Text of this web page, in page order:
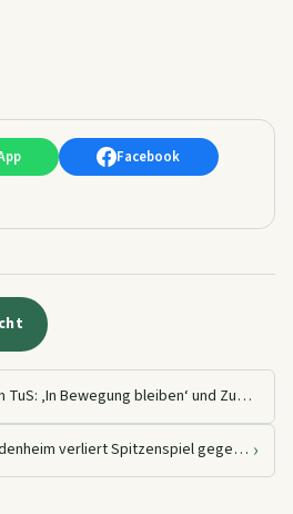
Facebook
Neue Kursangebote beim TuS: ‚In Bewegung bleiben‘ und Zumba
Fußball: SG Sörgenloch/Udenheim verliert Spitzenspiel gegen TSV Ebersheim ›